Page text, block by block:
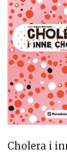
Cholera i